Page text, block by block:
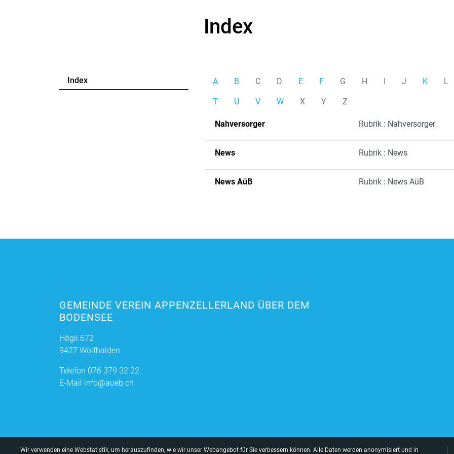
Index
Index(ausgewählt) A B C D E F G H I J K L
T U V W X Y Z
Nahversorger Rubrik : Nahversorger
News Rubrik : News
News AüB Rubrik : News AüB
GEMEINDE VEREIN APPENZELLERLAND ÜBER DEM
BODENSEE
Högli 672
9427 Wolfhalden
Telefon 076 379 32 22
E-Mail info@aueb.ch
Webstatistik
Wir verwenden eine Webstatistik, um herauszufinden, wie wir unser Webangebot für Sie verbessern können. Alle Daten werden anonymisiert und in